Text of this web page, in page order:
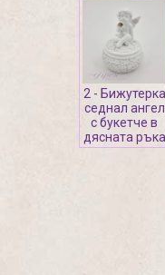
2 - Бижутерка
седнал ангел
с букетче в
дясната ръка